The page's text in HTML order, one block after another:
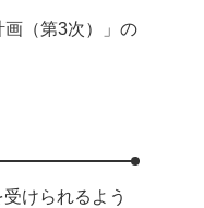
（第3次）」の
けられるよう